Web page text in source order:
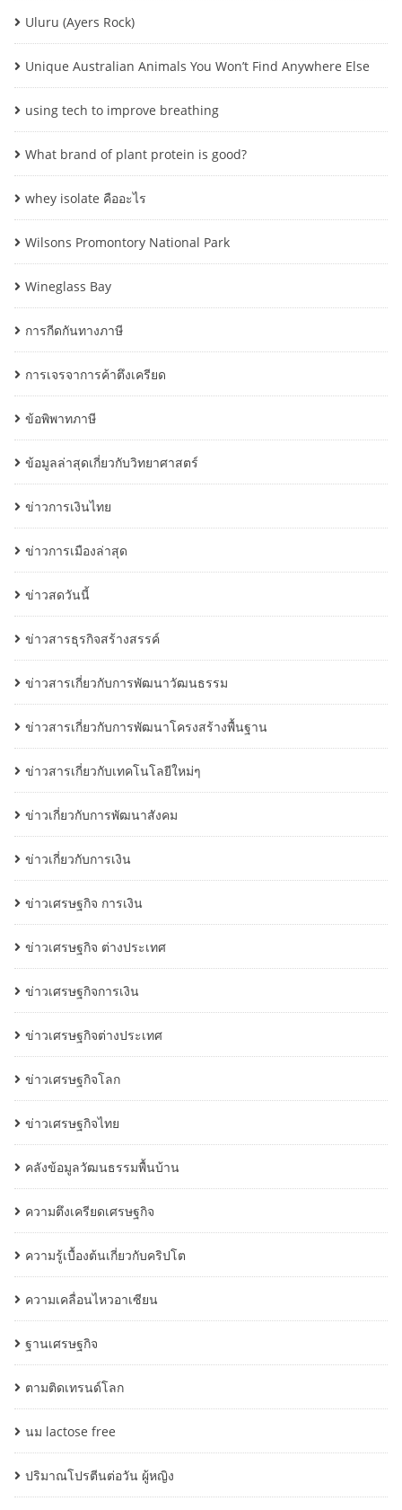
Uluru (Ayers Rock)
Unique Australian Animals You Won’t Find Anywhere Else
using tech to improve breathing
What brand of plant protein is good?
whey isolate คืออะไร
Wilsons Promontory National Park
Wineglass Bay
การกีดกันทางภาษี
การเจรจาการค้าตึงเครียด
ข้อพิพาทภาษี
ข้อมูลล่าสุดเกี่ยวกับวิทยาศาสตร์
ข่าวการเงินไทย
ข่าวการเมืองล่าสุด
ข่าวสดวันนี้
ข่าวสารธุรกิจสร้างสรรค์
ข่าวสารเกี่ยวกับการพัฒนาวัฒนธรรม
ข่าวสารเกี่ยวกับการพัฒนาโครงสร้างพื้นฐาน
ข่าวสารเกี่ยวกับเทคโนโลยีใหม่ๆ
ข่าวเกี่ยวกับการพัฒนาสังคม
ข่าวเกี่ยวกับการเงิน
ข่าวเศรษฐกิจ การเงิน
ข่าวเศรษฐกิจ ต่างประเทศ
ข่าวเศรษฐกิจการเงิน
ข่าวเศรษฐกิจต่างประเทศ
ข่าวเศรษฐกิจโลก
ข่าวเศรษฐกิจไทย
คลังข้อมูลวัฒนธรรมพื้นบ้าน
ความตึงเครียดเศรษฐกิจ
ความรู้เบื้องต้นเกี่ยวกับคริปโต
ความเคลื่อนไหวอาเซียน
ฐานเศรษฐกิจ
ตามติดเทรนด์โลก
นม lactose free
ปริมาณโปรตีนต่อวัน ผู้หญิง